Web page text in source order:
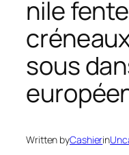
nile
sous
Written byCashierin